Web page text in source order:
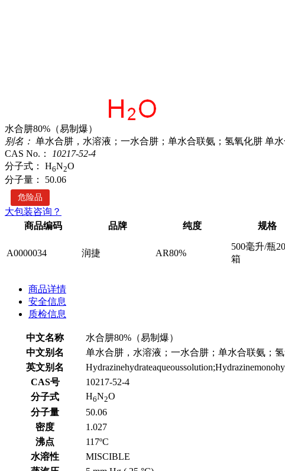
水合肼80%（易制爆）
别名： 单水合肼，水溶液；一水合肼；单水合联氨；氢氧化肼 单
CAS No.：
10217-52-4
分子式：
H6N2O
分子量：
50.06
危险品
大包装咨询？
商品编码
品牌 纯度 规格
A0000034 润捷 AR80%
500毫升/瓶
箱
商品详情
安全信息
质检信息
中文名称
水合肼80%（易制爆）
中文别名
单水合肼，水溶液；一水合肼；单水合联氨；
英文别名
CAS号
10217-52-4
分子式
H6N2O
分子量
50.06
密度
1.027
沸点
117ºC
水溶性
MISCIBLE